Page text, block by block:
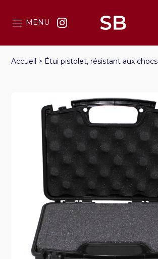
MENU
Accueil > Étui pistolet, résistant aux chocs